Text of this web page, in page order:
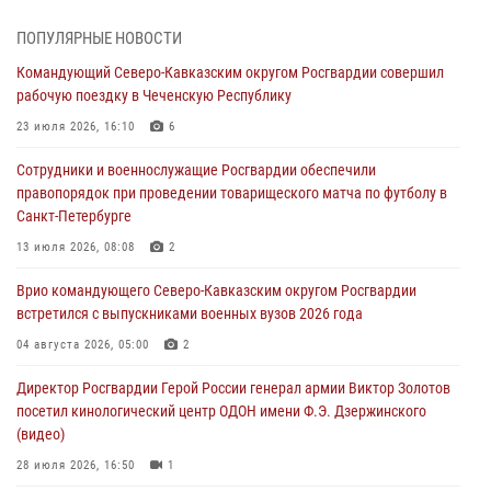
настольному теннису ко Дню физкультурника
08 августа 2026, 07:00
ограниченными возможностями здоровья (видео)
08 августа 2026, 06:32 1
Спецназ Росгвардии в Марий Эл почтил память товарища на
08 августа 2026, 06:15 9
День физкультурника в Уральском округе Росгвардии отметили
08 августа 2026, 06:03
ПОПУЛЯРНЫЕ НОВОСТИ
Командующий Северо-Кавказским округом Росгвардии совершил
рабочую поездку в Чеченскую Республику
23 июля 2026, 16:10 6
Сотрудники и военнослужащие Росгвардии обеспечили
правопорядок при проведении товарищеского матча по футболу в
Санкт-Петербурге
13 июля 2026, 08:08 2
Врио командующего Северо-Кавказским округом Росгвардии
встретился с выпускниками военных вузов 2026 года
04 августа 2026, 05:00 2
Директор Росгвардии Герой России генерал армии Виктор Золотов
посетил кинологический центр ОДОН имени Ф.Э. Дзержинского
(видео)
28 июля 2026, 16:50 1